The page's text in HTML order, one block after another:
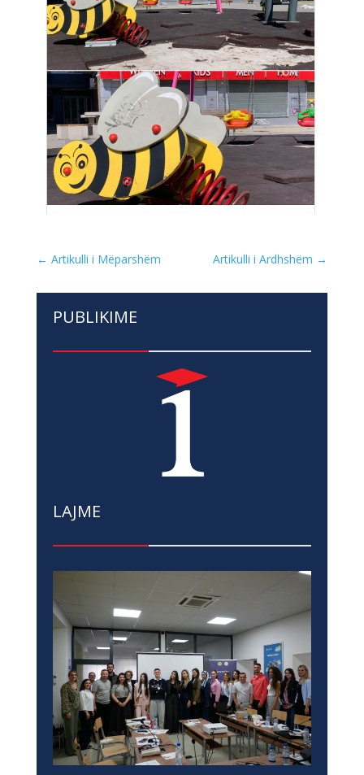
← Artikulli i Mëparshëm Artikulli i Ardhshëm →
PUBLIKIME
LAJME